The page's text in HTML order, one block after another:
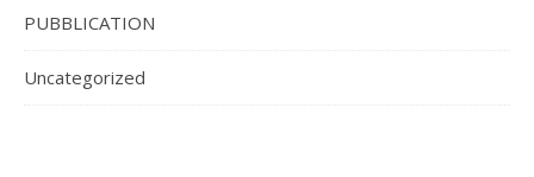
PUBBLICATION
Uncategorized